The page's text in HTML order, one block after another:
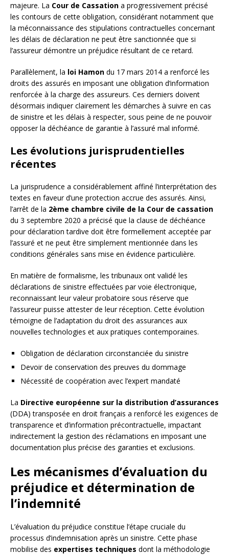
majeure. La Cour de Cassation a progressivement précisé
les contours de cette obligation, considérant notamment que
la méconnaissance des stipulations contractuelles concernant
les délais de déclaration ne peut être sanctionnée que si
l’assureur démontre un préjudice résultant de ce retard.
Parallèlement, la loi Hamon du 17 mars 2014 a renforcé les
droits des assurés en imposant une obligation d’information
renforcée à la charge des assureurs. Ces derniers doivent
désormais indiquer clairement les démarches à suivre en cas
de sinistre et les délais à respecter, sous peine de ne pouvoir
opposer la déchéance de garantie à l’assuré mal informé.
Les évolutions jurisprudentielles
récentes
La jurisprudence a considérablement affiné l’interprétation des
textes en faveur d’une protection accrue des assurés. Ainsi,
l’arrêt de la 2ème chambre civile de la Cour de cassation
du 3 septembre 2020 a précisé que la clause de déchéance
pour déclaration tardive doit être formellement acceptée par
l’assuré et ne peut être simplement mentionnée dans les
conditions générales sans mise en évidence particulière.
En matière de formalisme, les tribunaux ont validé les
déclarations de sinistre effectuées par voie électronique,
reconnaissant leur valeur probatoire sous réserve que
l’assureur puisse attester de leur réception. Cette évolution
témoigne de l’adaptation du droit des assurances aux
nouvelles technologies et aux pratiques contemporaines.
Obligation de déclaration circonstanciée du sinistre
Devoir de conservation des preuves du dommage
Nécessité de coopération avec l’expert mandaté
La Directive européenne sur la distribution d’assurances
(DDA) transposée en droit français a renforcé les exigences de
transparence et d’information précontractuelle, impactant
indirectement la gestion des réclamations en imposant une
documentation plus précise des garanties et exclusions.
Les mécanismes d’évaluation du
préjudice et détermination de
l’indemnité
L’évaluation du préjudice constitue l’étape cruciale du
processus d’indemnisation après un sinistre. Cette phase
mobilise des expertises techniques dont la méthodologie